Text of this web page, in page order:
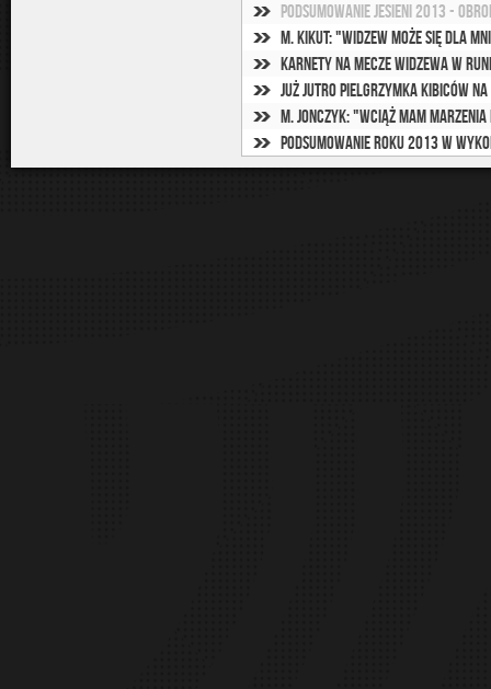
Podsumowanie jesieni 2013 -
M. Kikut: "Widzew może się dla
Karnety na mecze Widzewa w
Już jutro pielgrzymka kibiców na
M. Jonczyk: "Wciąż mam